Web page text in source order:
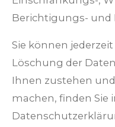
Berichtigungs-
Sie können
Löschung der
Ihnen zustehen
machen, finden Sie